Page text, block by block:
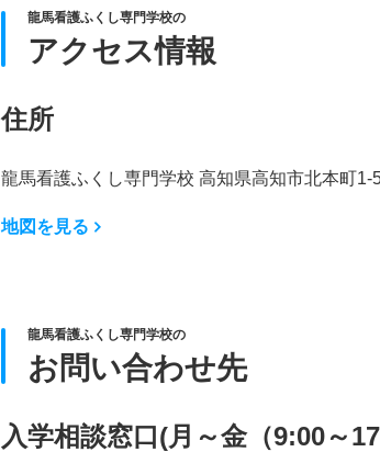
龍馬看護ふくし専門学校の
アクセス情報
住所
龍馬看護ふくし専門学校 高知県高知市北本町1-
地図を見る
龍馬看護ふくし専門学校の
お問い合わせ先
入学相談窓口(月～金（9:00～